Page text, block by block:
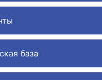
база